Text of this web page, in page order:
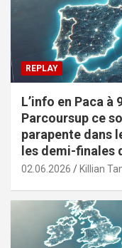
REPLAY
L’info en Paca
Parcoursup ce
parapente dans
les demi-finales
02.06.2026 Killian